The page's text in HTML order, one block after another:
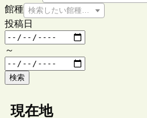
館種 検索したい館種を選択してください
投稿日
～
検索
現在地